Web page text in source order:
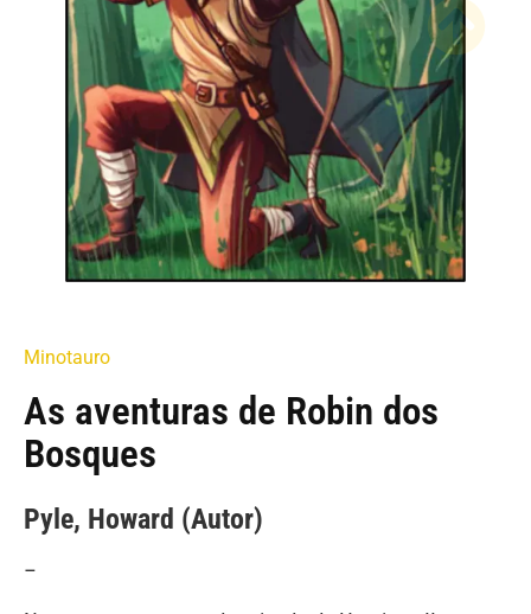
Minotauro
As aventuras de Robin dos
Bosques
Pyle, Howard (Autor)
–